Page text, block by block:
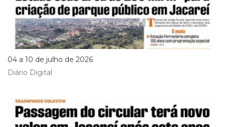
04 a 10 de julho de 2026
Diário Digital